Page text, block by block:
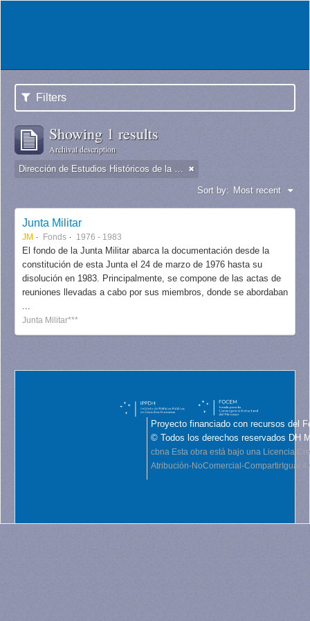
Filters
Showing 1 results
Archival description
Dirección de Estudios Históricos de la Fuerza Aérea
Sort by: Most recent
Junta Militar
JM Fonds 1976 - 1983
El fondo de la Junta Militar abarca la documentación desde la
constitución de esta Junta el 24 de marzo de 1976 hasta su
disolución en 1983. Principalmente, se compone de las actas de
reuniones llevadas a cabo por sus miembros, donde se abordaban
...
Junta Militar***
Proyecto financiado con recursos del
© Todos los derechos reservados DH
cbna Esta obra está bajo una Licencia
Atribución-NoComercial-CompartirIgual